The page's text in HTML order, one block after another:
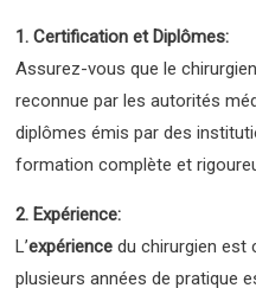
1. Certification et Diplômes:
Assurez-vous que le
reconnue par les autorités
diplômes émis par des
formation complète et
2. Expérience:
L’expérience du chirurgien est
plusieurs années de pratique